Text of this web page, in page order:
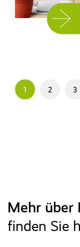
1 2 3
Mehr über
finden Sie